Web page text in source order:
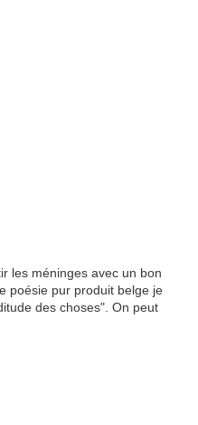
les méninges avec un bon
poésie pur produit belge je
des choses". On peut